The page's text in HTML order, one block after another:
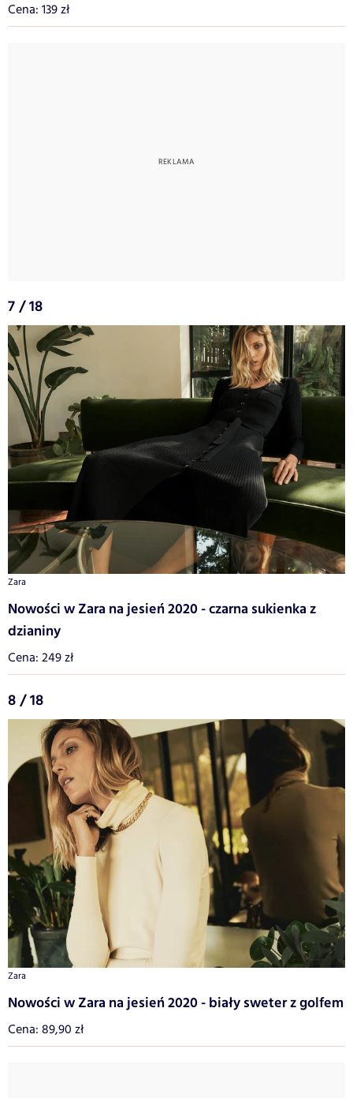
Cena: 139 zł
7 / 18
Zara
Nowości w Zara na jesień 2020 - czarna sukienka z
dzianiny
Cena: 249 zł
8 / 18
Zara
Nowości w Zara na jesień 2020 - biały sweter z golfem
Cena: 89,90 zł